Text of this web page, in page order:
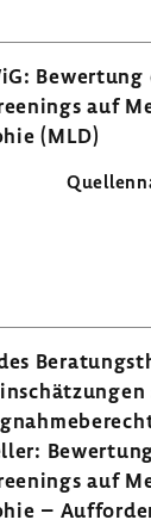
Bewer­tung
auf
(MLD)
auf
–